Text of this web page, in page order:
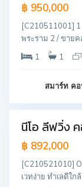
฿ 950,000
[C210511001]
พระราม 2 / ขาย
1
1
สมาร์ท ค
ศ
า
นีโอ ลีฟวิ่ง
฿ 892,000
[C210521010]
เวทง่าย ทำเลดีใก